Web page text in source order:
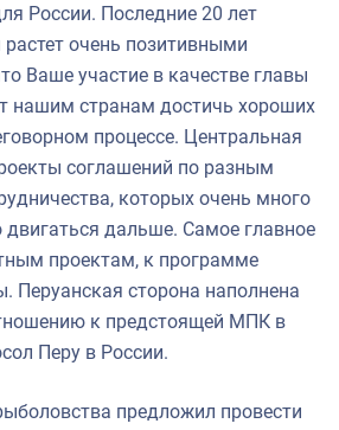
России. Последние 20 лет
очень позитивными
Ваше участие в качестве главы
нашим странам достичь хороших
процессе. Центральная
соглашений по разным
которых очень много
дальше. Самое главное
проектам, к программе
Перуанская сторона наполнена
к предстоящей МПК в
Перу в России.
предложил провести